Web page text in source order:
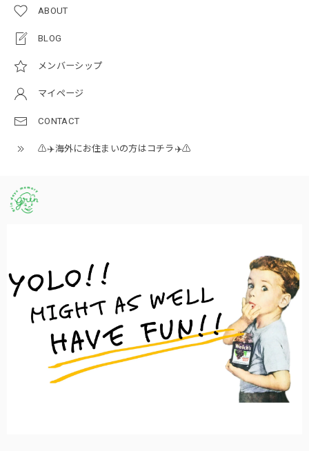
ABOUT
BLOG
メンバーシップ
マイページ
CONTACT
⚠️✈️海外にお住まいの方はコチラ✈️⚠️